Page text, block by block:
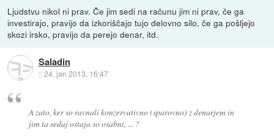
Ljudstvu nikol ni prav. Če jim sedi na računu jim ni prav, če ga
investirajo, pravijo da izkoriščajo tujo delovno silo, če ga pošljejo
skozi irsko, pravijo da perejo denar, itd.
Saladin
::24. jan 2013, 16:47
A zato, ker so ravnali konzervativno (sparovno) z denarjem in
jim ta sedaj ostaja so osabni, ... ?